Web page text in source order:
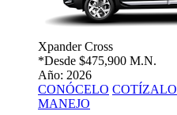
Xpander Cross
*Desde $475,900 M.N.
Año: 2026
CONÓCELO COTÍZALO
MANEJO